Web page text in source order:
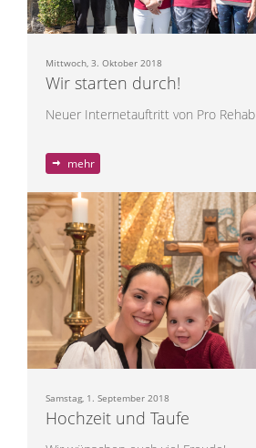
Mittwoch, 3. Oktober 2018
Wir starten durch!
Neuer Internetauftritt von Pro Rehab
mehr
Samstag, 1. September 2018
Hochzeit und Taufe